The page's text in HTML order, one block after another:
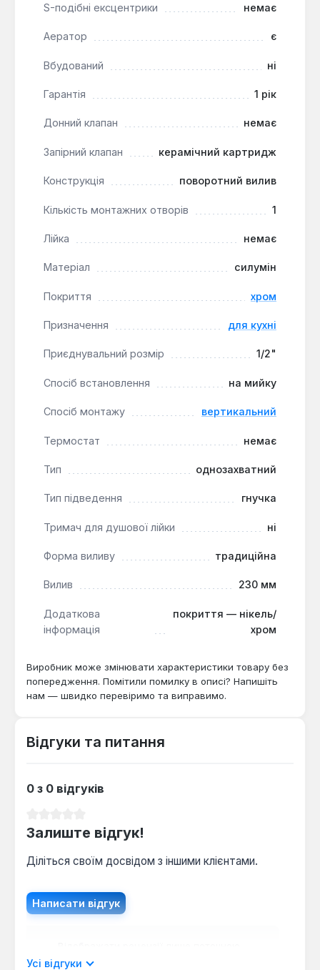
легкий догляд. Модель підходить для
рішенням для щоденного використання в домашніх
умовах завдяки простоті управління та надійній
S-подібні ексцентрики немає
Аератор є
Вбудований ні
Гарантія 1 рік
Донний клапан немає
Запірний клапан керамічний картридж
Конструкція поворотний вилив
Кількість монтажних отворів 1
Лійка немає
Матеріал силумін
Покриття хром
Призначення для кухні
Приєднувальний розмір 1/2"
Спосіб встановлення на мийку
Спосіб монтажу вертикальний
Термостат немає
Тип однозахватний
Тип підведення гнучка
Тримач для душової лійки ні
Форма виливу традиційна
Вилив 230 мм
Додаткова
інформація
покриття — нікель/
хром
Виробник може змінювати характеристики товару без
попередження. Помітили помилку в описі? Напишіть
нам — швидко перевіримо та виправимо.
Відгуки та питання
0 з 0 відгуків
Залиште відгук!
Діліться своїм досвідом з іншими клієнтами.
Написати відгук
мовою.
Усі відгуки